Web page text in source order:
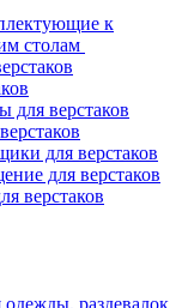
к
столам
для верстаков
для верстаков
для верстаков
верстаков
раздевалок